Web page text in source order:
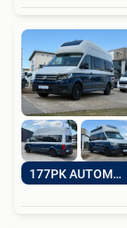
177PK AUTOMAAT